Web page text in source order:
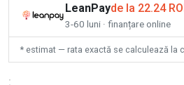
LeanPayde la 22.24
3-60 luni · finanțare online
* estimat — rata exactă se calculează la
: